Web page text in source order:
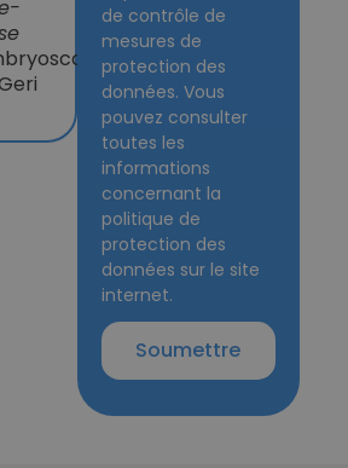
de contrôle de
mesures de
protection des
données. Vous
pouvez consulter
toutes les
informations
concernant la
politique de
protection des
données sur le site
internet.
Soumettre